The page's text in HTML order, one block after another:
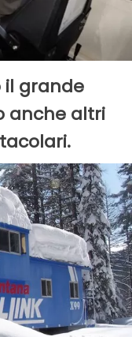
il grande
anche altri